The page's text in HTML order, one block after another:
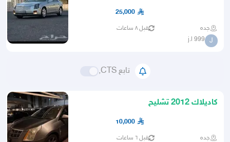
25,000
جده قبل ٨ ساعات
J
j.l 999
تابع CTS,
كاديلاك 2012 تشليح
10,000
جده قبل ٦ ساعات